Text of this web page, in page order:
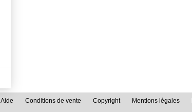
Aide Conditions de vente Copyright Mentions légales